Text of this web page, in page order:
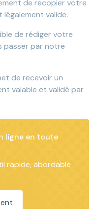
de recopier votre
valide.
de rédiger votre
passer par notre
de recevoir un
valable et validé par
ligne en toute
rapide, abordable